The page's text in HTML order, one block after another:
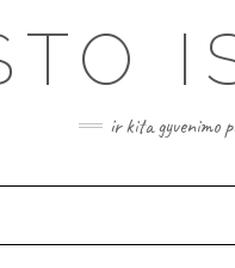
ir kita gyvenimo